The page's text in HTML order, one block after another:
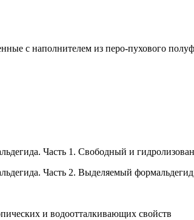
с наполнителем из перо-пухового
Часть 1. Свободный и
Часть 2. Выделяемый
и водоотталкивающих свойств